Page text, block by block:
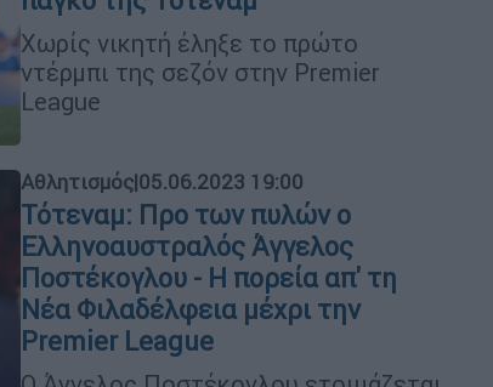
Χωρίς νικητή έληξε το πρώτο
ντέρμπι της σεζόν στην Premier
League
Αθλητισμός|05.06.2023 19:00
Τότεναμ: Προ των πυλών ο
Ελληνοαυστραλός Άγγελος
Ποστέκογλου - Η πορεία απ' τη
Νέα Φιλαδέλφεια μέχρι την
Premier League